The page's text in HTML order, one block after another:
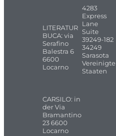
LITERATUR
BUCA: via
Serafino
Balestra 6
6600
Locarno
CARSILO: in
der Via
Bramantino
23 6600
Locarno
4283
Express
Lane
Suite
39249-182
34249
Sarasota
Vereinigte
Staaten